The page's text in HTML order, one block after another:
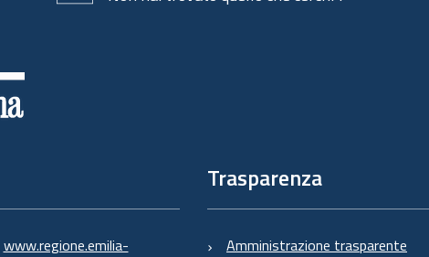
www.regione.emilia-
Trasparenza
Amministrazione trasparente